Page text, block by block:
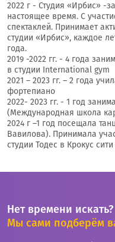
2022 г - Студия «Ирбис» -
настоящее время. С
спектаклей. Принимает
студии «Ирбис», каждое
года.
2019 -2022 гг. - 4 года
в студии International gуm
2021 – 2023 гг. – 2 года
фортепиано
2022- 2023 гг. - 1 год
(Международная школа
2024 г –1 год посещала
Вавилова). Принимала
студии Тодес в Крокус
Нет времени искать?
Мы сами подберём